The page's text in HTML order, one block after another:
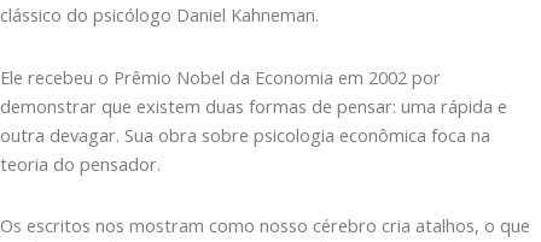
clássico do psicólogo Daniel Kahneman.
Ele recebeu o Prêmio Nobel da Economia em 2002 por
demonstrar que existem duas formas de pensar: uma rápida e
outra devagar. Sua obra sobre psicologia econômica foca na
teoria do pensador.
Os escritos nos mostram como nosso cérebro cria atalhos, o que